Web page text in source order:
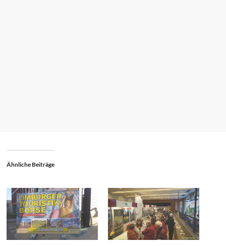
Ähnliche Beiträge